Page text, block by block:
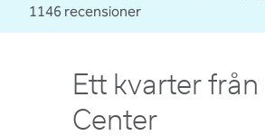
Ett kvarter
Center